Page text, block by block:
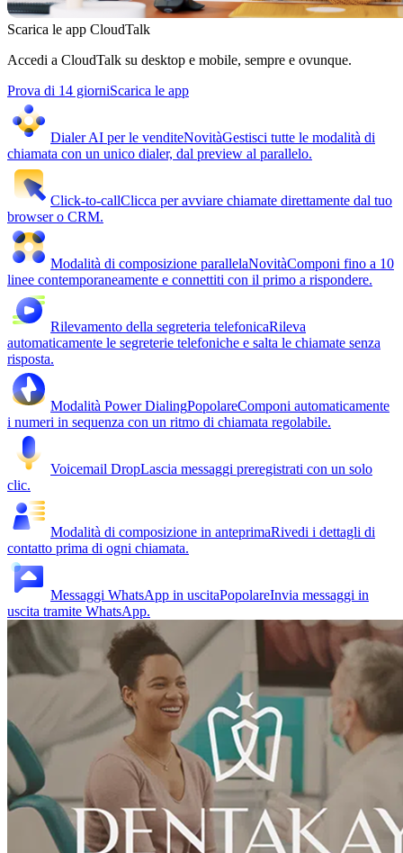
Scarica le app CloudTalk
Accedi a CloudTalk su desktop e mobile, sempre e ovunque.
Prova di 14 giorniScarica le app
Dialer AI per le venditeNovitàGestisci tutte le modalità di
chiamata con un unico dialer, dal preview al parallelo.
Click-to-callClicca per avviare chiamate direttamente dal tuo
browser o CRM.
Modalità di composizione parallelaNovitàComponi fino a 10
linee contemporaneamente e connettiti con il primo a rispondere.
Rilevamento della segreteria telefonicaRileva
automaticamente le segreterie telefoniche e salta le chiamate senza
risposta.
Modalità Power DialingPopolareComponi automaticamente
i numeri in sequenza con un ritmo di chiamata regolabile.
Voicemail DropLascia messaggi preregistrati con un solo
clic.
Modalità di composizione in anteprimaRivedi i dettagli di
contatto prima di ogni chiamata.
Messaggi WhatsApp in uscitaPopolareInvia messaggi in
uscita tramite WhatsApp.